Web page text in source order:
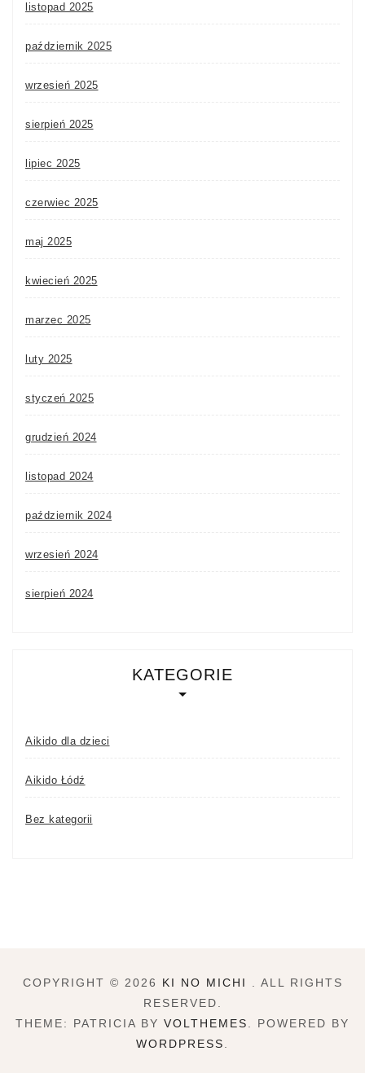
listopad 2025
październik 2025
wrzesień 2025
sierpień 2025
lipiec 2025
czerwiec 2025
maj 2025
kwiecień 2025
marzec 2025
luty 2025
styczeń 2025
grudzień 2024
listopad 2024
październik 2024
wrzesień 2024
sierpień 2024
KATEGORIE
Aikido dla dzieci
Aikido Łódź
Bez kategorii
COPYRIGHT © 2026 KI NO MICHI . ALL RIGHTS
RESERVED.
THEME: PATRICIA BY VOLTHEMES. POWERED BY
WORDPRESS.